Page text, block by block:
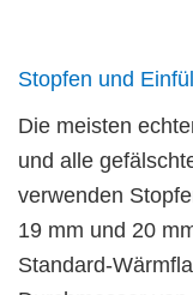
Stopfen und
Die meisten
und alle
verwenden
19 mm und 20
Standard-